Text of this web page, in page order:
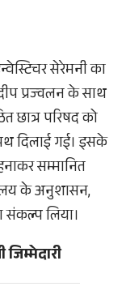
सेरेमनी का
प्रज्वलन के साथ
छात्र परिषद को
दिलाई गई। इसके
सम्मानित
के अनुशासन,
संकल्प लिया।